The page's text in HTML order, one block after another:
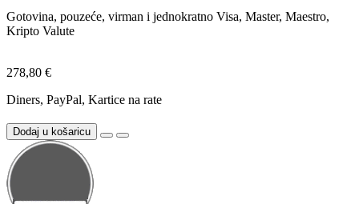
Gotovina, pouzeće, virman i jednokratno Visa, Master, Maestro,
Kripto Valute
278,80 €
Diners, PayPal, Kartice na rate
Dodaj u košaricu